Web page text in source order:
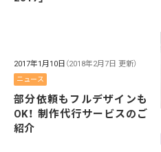
2017年1月10日 （2018年2月7日 更新）
ニュース
部分依頼もフルデザインも
OK！ 制作代行サービスのご
紹介